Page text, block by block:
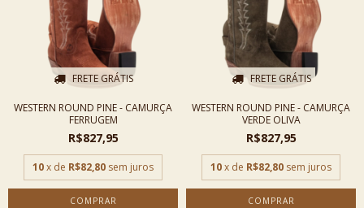
FRETE GRÁTIS
WESTERN ROUND PINE - CAMURÇA
FERRUGEM
R$827,95
10x de R$82,80 sem juros
COMPRAR
FRETE GRÁTIS
WESTERN ROUND PINE - CAMURÇA
VERDE OLIVA
R$827,95
10x de R$82,80 sem juros
COMPRAR